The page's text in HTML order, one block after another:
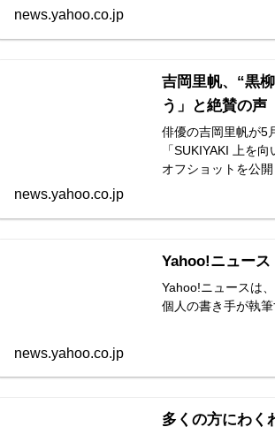
news.yahoo.co.jp
吉岡里帆、“黒
う」と絶賛の声
俳優の吉岡里帆が5
「SUKIYAKI 上を
オフショットを公
news.yahoo.co.jp
Yahoo!ニュース
Yahoo!ニュースは
個人の書き手が執
news.yahoo.co.jp
多くの方にわく